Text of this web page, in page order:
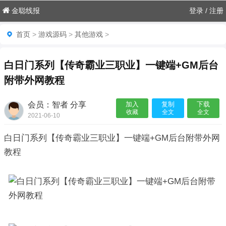
金聪线报 登录 / 注册
首页 > 游戏源码 > 其他游戏 >
白日门系列【传奇霸业三职业】一键端+GM后台
附带外网教程
会员：智者 分享
2021-06-10
加入
收藏
复制
全文
下载
全文
白日门系列【传奇霸业三职业】一键端+GM后台附带外网
教程